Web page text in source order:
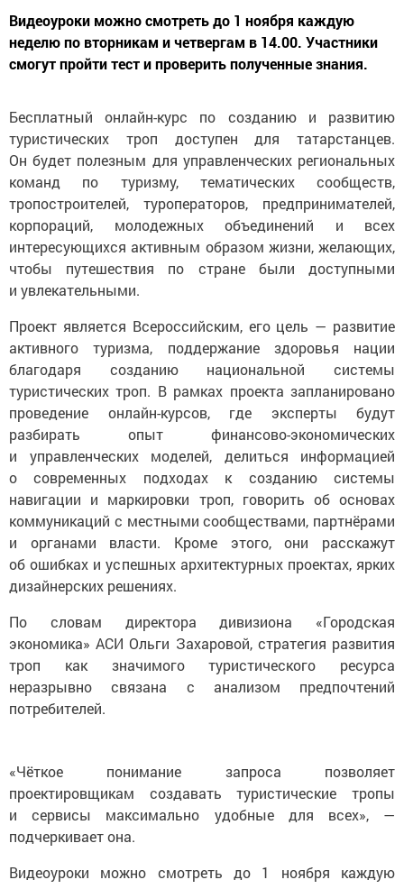
Видеоуроки можно смотреть до 1 ноября каждую
неделю по вторникам и четвергам в 14.00. Участники
смогут пройти тест и проверить полученные знания.
Бесплатный онлайн-курс по созданию и развитию
туристических троп доступен для татарстанцев.
Он будет полезным для управленческих региональных
команд по туризму, тематических сообществ,
тропостроителей, туроператоров, предпринимателей,
корпораций, молодежных объединений и всех
интересующихся активным образом жизни, желающих,
чтобы путешествия по стране были доступными
и увлекательными.
Проект является Всероссийским, его цель — развитие
активного туризма, поддержание здоровья нации
благодаря созданию национальной системы
туристических троп. В рамках проекта запланировано
проведение онлайн-курсов, где эксперты будут
разбирать опыт финансово-экономических
и управленческих моделей, делиться информацией
о современных подходах к созданию системы
навигации и маркировки троп, говорить об основах
коммуникаций с местными сообществами, партнёрами
и органами власти. Кроме этого, они расскажут
об ошибках и успешных архитектурных проектах, ярких
дизайнерских решениях.
По словам директора дивизиона «Городская
экономика» АСИ Ольги Захаровой, стратегия развития
троп как значимого туристического ресурса
неразрывно связана с анализом предпочтений
потребителей.
«Чёткое понимание запроса позволяет
проектировщикам создавать туристические тропы
и сервисы максимально удобные для всех», —
подчеркивает она.
Видеоуроки можно смотреть до 1 ноября каждую